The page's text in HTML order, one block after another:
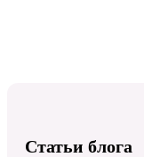
Статьи блога